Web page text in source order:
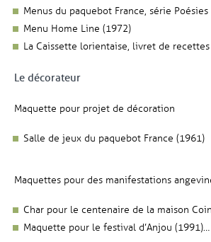
Menus du paquebot France, série
Menu Home Line (1972)
La Caissette lorientaise, livret de
Le décorateur
Maquette pour projet de décoration
Salle de jeux du paquebot France (1961)
Maquettes pour des manifestations
Char pour le centenaire de la maison
Maquette pour le festival d’Anjou (1991)…